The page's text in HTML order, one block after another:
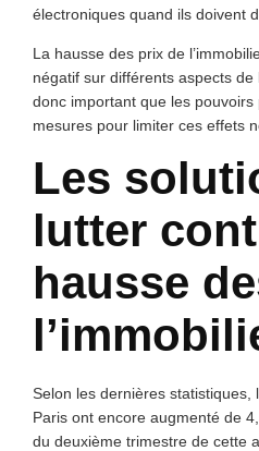
électroniques quand ils doivent
La hausse des prix de
négatif sur différents aspects
donc important que les
mesures pour limiter ces effets
Les
lutter
hausse
Selon les dernières statistiques,
Paris ont encore augmenté de
du deuxième trimestre de cette